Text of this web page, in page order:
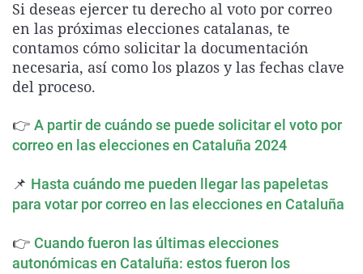
La rosa de los vientos
Gente viajera
Como el perro y el
Caso
Retornados
Equipo de
Extremadura
Galicia
La Rioja
País Vasco
Virales
Televisión
Elecciones
Si deseas ejercer tu derecho al voto por correo
en las próximas elecciones catalanas, te
contamos cómo solicitar la documentación
necesaria, así como los plazos y las fechas clave
del proceso.
👉 A partir de cuándo se puede solicitar el voto por
correo en las elecciones en Cataluña 2024
📌 Hasta cuándo me pueden llegar las papeletas
para votar por correo en las elecciones en Cataluña
👉 Cuando fueron las últimas elecciones
autonómicas en Cataluña: estos fueron los